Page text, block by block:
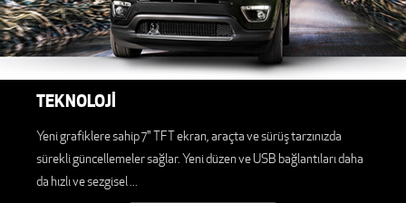
TEKNOLOJİ
Yeni grafiklere sahip 7" TFT ekran, araçta ve sürüş tarzınızda
sürekli güncellemeler sağlar. Yeni düzen ve USB bağlantıları daha
da hızlı ve sezgisel